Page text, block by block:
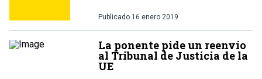
Publicado 16 enero 2019
La ponente pide un reenvío
al Tribunal de Justicia de la
UE